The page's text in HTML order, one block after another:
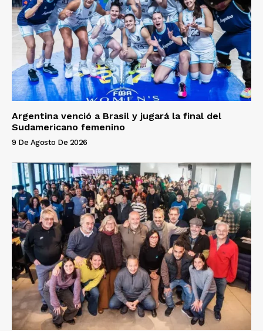
Argentina venció a Brasil y jugará la final del
Sudamericano femenino
9 De Agosto De 2026